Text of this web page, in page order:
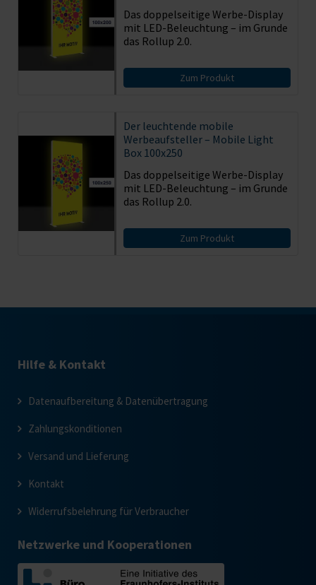
Das doppelseitige Werbe-Display
mit LED-Beleuchtung – im Grunde
das Rollup 2.0.
Zum Produkt
Der leuchtende mobile
Werbeaufsteller – Mobile Light
Box 100x250
Das doppelseitige Werbe-Display
mit LED-Beleuchtung – im Grunde
das Rollup 2.0.
Zum Produkt
Hilfe & Kontakt
Datenaufbereitung & Datenübertragung
Zahlungskonditionen
Versand und Lieferung
Kontakt
Widerrufsbelehrung für Verbraucher
Netzwerke und Kooperationen